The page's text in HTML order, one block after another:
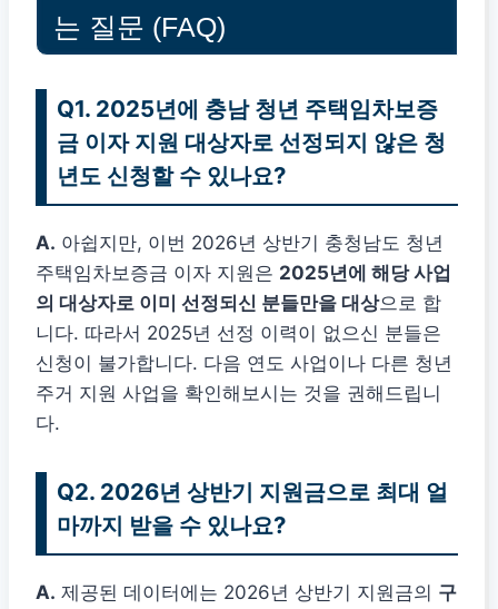
는 질문 (FAQ)
Q1. 2025년에 충남 청년 주택임차보증
금 이자 지원 대상자로 선정되지 않은 청
년도 신청할 수 있나요?
A. 아쉽지만, 이번 2026년 상반기 충청남도 청년
주택임차보증금 이자 지원은 2025년에 해당 사업
의 대상자로 이미 선정되신 분들만을 대상으로 합
니다. 따라서 2025년 선정 이력이 없으신 분들은
신청이 불가합니다. 다음 연도 사업이나 다른 청년
주거 지원 사업을 확인해보시는 것을 권해드립니
다.
Q2. 2026년 상반기 지원금으로 최대 얼
마까지 받을 수 있나요?
A. 제공된 데이터에는 2026년 상반기 지원금의 구